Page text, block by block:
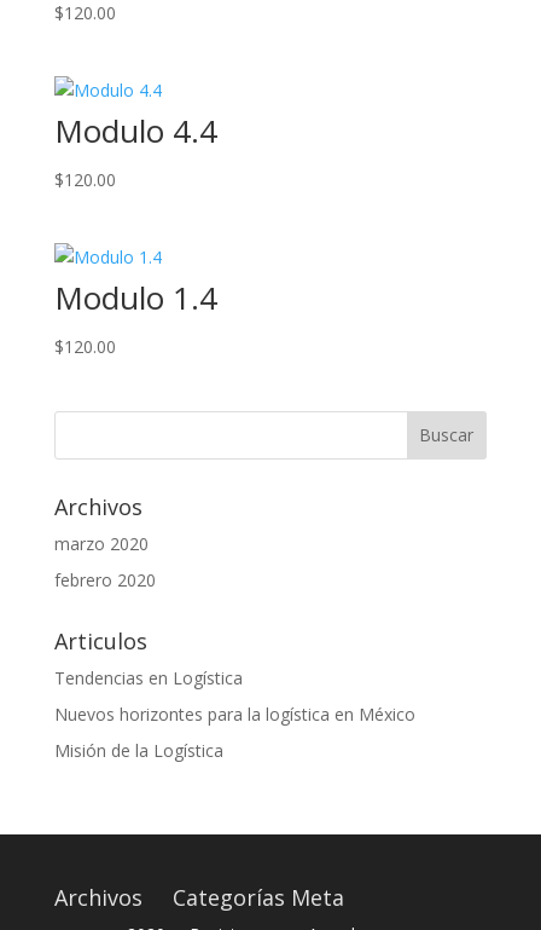
$120.00
Modulo 4.4
$120.00
Modulo 1.4
$120.00
Archivos
marzo 2020
febrero 2020
Articulos
Tendencias en Logística
Nuevos horizontes para la logística en México
Misión de la Logística
Archivos Categorías Meta